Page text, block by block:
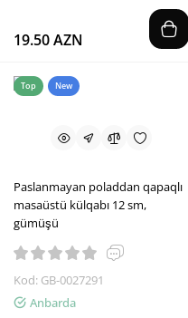
19.50 AZN
Top New
Paslanmayan poladdan qapaqlı
masaüstü külqabı 12 sm,
gümüşü
Kod: GB-0027291
Anbarda